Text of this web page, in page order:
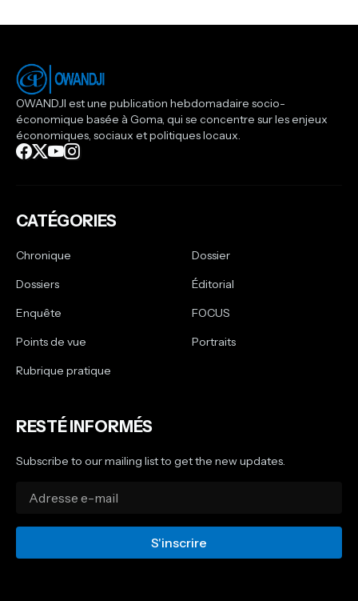
OWANDJI est une publication hebdomadaire socio-
économique basée à Goma, qui se concentre sur les enjeux
économiques, sociaux et politiques locaux.
CATÉGORIES
Chronique
Dossier
Dossiers
Éditorial
Enquête
FOCUS
Points de vue
Portraits
Rubrique pratique
RESTÉ INFORMÉS
Subscribe to our mailing list to get the new updates.